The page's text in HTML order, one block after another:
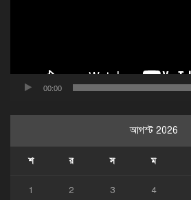
00:00
আগস্ট 2026
শ র স ম
1 2 3 4